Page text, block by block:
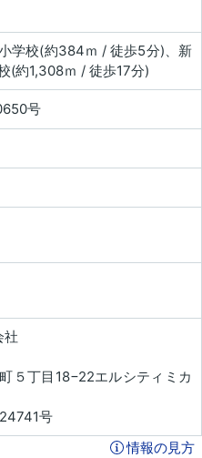
学校(約384ｍ / 徒歩5分)、新
(約1,308ｍ / 徒歩17分)
号
社
５丁目18−22エルシティミカ
号
情報の見方